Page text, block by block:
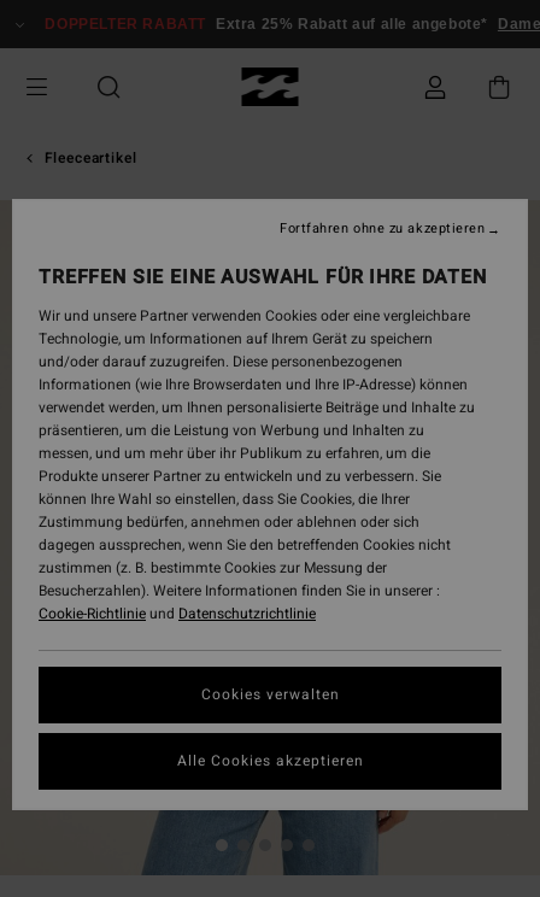
zur
springen
DOPPELTER RABATT Extra 25% Rabatt auf alle angebote*
Fleeceartikel
TREFFEN SIE EINE AUSWAHL FÜR IHRE DATEN
Wir und unsere Partner verwenden Cookies oder eine vergleichbare
Technologie, um Informationen auf Ihrem Gerät zu speichern
und/oder darauf zuzugreifen. Diese personenbezogenen
Informationen (wie Ihre Browserdaten und Ihre IP-Adresse) können
verwendet werden, um Ihnen personalisierte Beiträge und Inhalte zu
präsentieren, um die Leistung von Werbung und Inhalten zu
messen, und um mehr über ihr Publikum zu erfahren, um die
Produkte unserer Partner zu entwickeln und zu verbessern. Sie
können Ihre Wahl so einstellen, dass Sie Cookies, die Ihrer
Zustimmung bedürfen, annehmen oder ablehnen oder sich
dagegen aussprechen, wenn Sie den betreffenden Cookies nicht
zustimmen (z. B. bestimmte Cookies zur Messung der
Besucherzahlen). Weitere Informationen finden Sie in unserer :
Cookie-Richtlinieund Datenschutzrichtlinie
Cookies verwalten
Fortfahren ohne zu akzeptieren
Alle Cookies akzeptieren